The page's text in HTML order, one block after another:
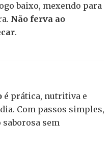
baixo, mexendo para
Não ferva ao
.
é prática, nutritiva e
Com passos simples,
sem